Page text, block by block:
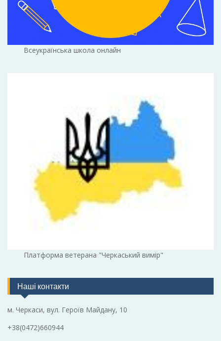
Всеукраїнська школа онлайн
Платформа ветерана "Черкаський вимір"
Наші контакти
м. Черкаси, вул. Героїв Майдану, 10
+38(0472)660944